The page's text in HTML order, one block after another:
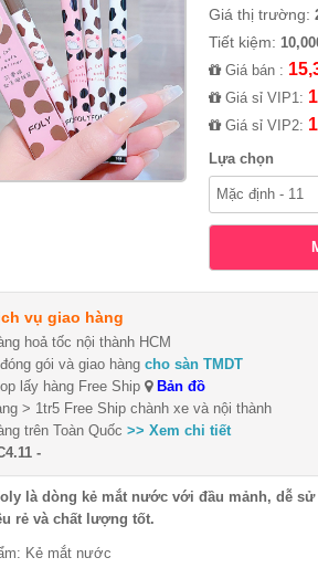
Giá thị trường:
Tiết kiệm:
Giá bán :
Giá sỉ VIP1:
Giá sỉ VIP2:
Lựa chọn
vụ giao hàng
hoả tốc nội thành HCM
gói và giao hàng cho sàn TMDT
lấy hàng Free Ship
Bản đồ
> 1tr5 Free Ship chành xe và nội thành
trên Toàn Quốc >> Xem chi tiết
-
là dòng kẻ mắt nước với đầu mảnh, dễ
rẻ và chất lượng tốt.
Kẻ mắt nước